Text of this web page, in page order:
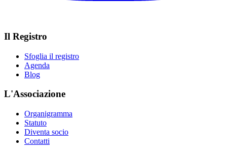
Il Registro
Sfoglia il registro
Agenda
Blog
L'Associazione
Organigramma
Statuto
Diventa socio
Contatti